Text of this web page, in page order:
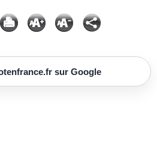
sur Google